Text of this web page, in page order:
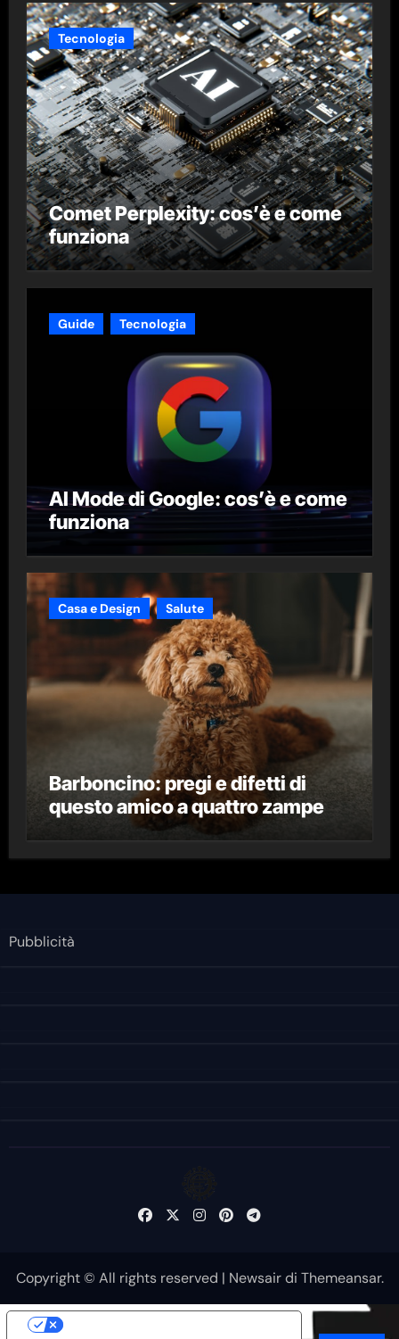
Tecnologia
Comet Perplexity: cos’è e come
funziona
Guide Tecnologia
AI Mode di Google: cos’è e come
funziona
Casa e Design Salute
Barboncino: pregi e difetti di
questo amico a quattro zampe
Pubblicità
Copyright © All rights reserved | Newsairdi Themeansar.
Le tue preferenze relative alla privacy